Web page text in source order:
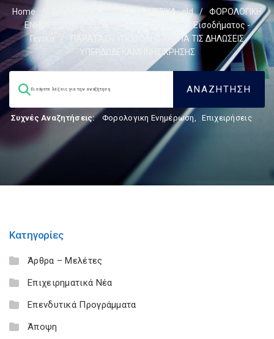
Home ΦΟΡΟΛΟΓΙΣΤΙΚΑ_old /
ΦΟΡΟΛΟΓΙΚΗ
ΕΝΗΜΕΡΩΣΗ
Φορολογία Εισοδήματος -
Γενικά
/
ΠΑΡΑΤΑΣΗ ΥΠΟΒΟΛΗΣ ΚΑΙ ΓΙΑ ΤΙΣ ΔΗΛΩΣΕΙΣ
ΥΠΕΡΔΩΔΕΚΑΜΗΝΗΣ ΧΡΗΣΗΣ
Συχνές Αναζητήσεις: Φορολογικη Ενημέρωση, Επιχειρήσεις
Κατηγορίες
Άρθρα – Μελέτες
Επιχειρηματικά Νέα
Επενδυτικά Προγράμματα
Άποψη